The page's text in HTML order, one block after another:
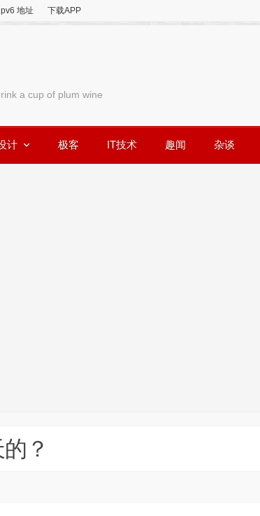
地址 下载APP
a cup of plum wine
计 极客 IT技术 趣闻 杂谈
？